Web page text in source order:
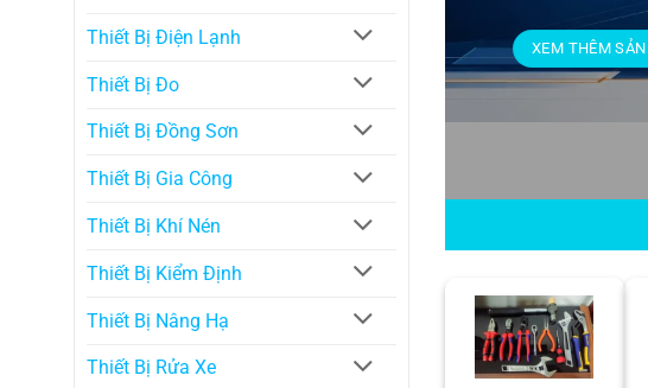
Thiết Bị Điện Lạnh
Thiết Bị Đo
Thiết Bị Đồng Sơn
Thiết Bị Gia Công
Thiết Bị Khí Nén
Thiết Bị Kiểm Định
Thiết Bị Nâng Hạ
Thiết Bị Rửa Xe
XEM THÊM